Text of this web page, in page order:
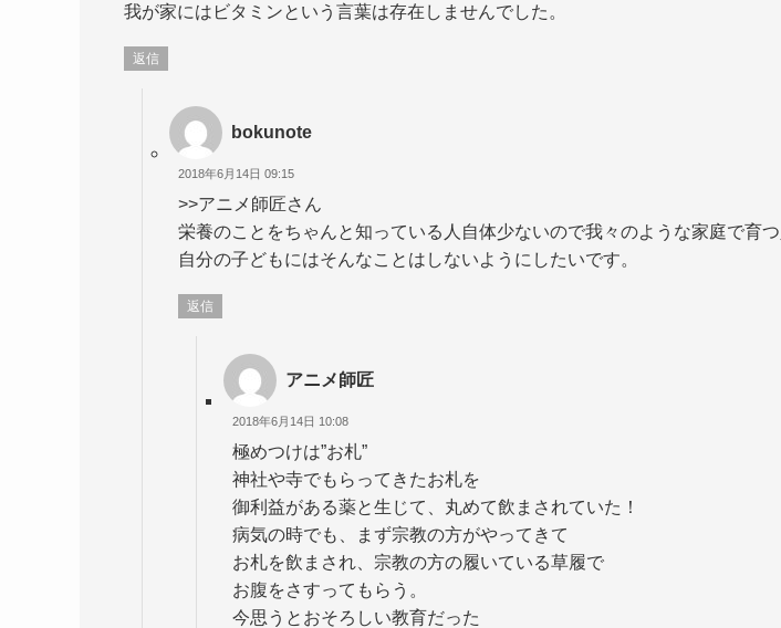
我が家にはビタミンという言葉は存在しませんでした。
返信
bokunote
2018年6月14日 09:15
>>アニメ師匠さん
栄養のことをちゃんと知っている人自体少ないので我々のような家庭で育つ
自分の子どもにはそんなことはしないようにしたいです。
返信
アニメ師匠
2018年6月14日 10:08
極めつけは”お札”
神社や寺でもらってきたお札を
御利益がある薬と生じて、丸めて飲まされていた！
病気の時でも、まず宗教の方がやってきて
お札を飲まされ、宗教の方の履いている草履で
お腹をさすってもらう。
今思うとおそろしい教育だった